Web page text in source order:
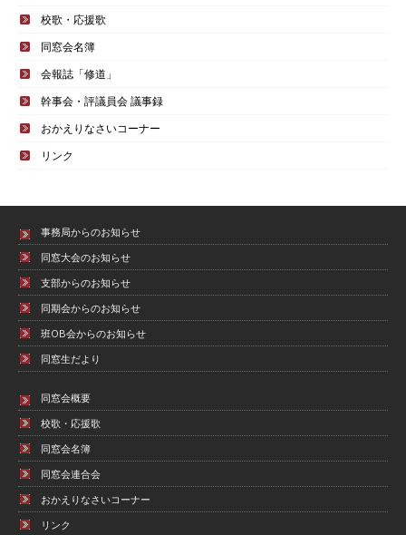
校歌・応援歌
同窓会名簿
会報誌「修道」
幹事会・評議員会 議事録
おかえりなさいコーナー
リンク
事務局からのお知らせ
同窓大会のお知らせ
支部からのお知らせ
同期会からのお知らせ
班OB会からのお知らせ
同窓生だより
同窓会概要
校歌・応援歌
同窓会名簿
同窓会連合会
おかえりなさいコーナー
リンク